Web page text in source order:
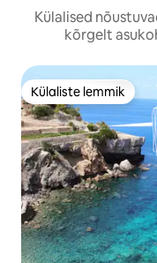
Külalised
kõrgelt
Külaliste lemmik
Külaliste lemmik